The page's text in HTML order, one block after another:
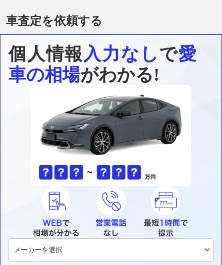
車査定を依頼する
個人情報入力なしで愛
車の相場がわかる!